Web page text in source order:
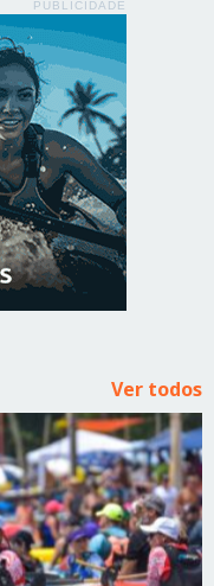
PUBLICIDADE
Ver todos